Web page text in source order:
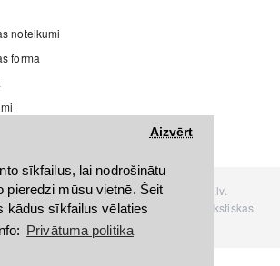
sīkfailus, lai nodrošinātu
pieredzi mūsu vietnē. Šeit
kādus sīkfailus vēlaties
Privātuma politika
Aizvērt
noteikumi
forma
Interneta veikals www.Discomania.lv.
informācijas pārpublicēšana, bez rakstiskas